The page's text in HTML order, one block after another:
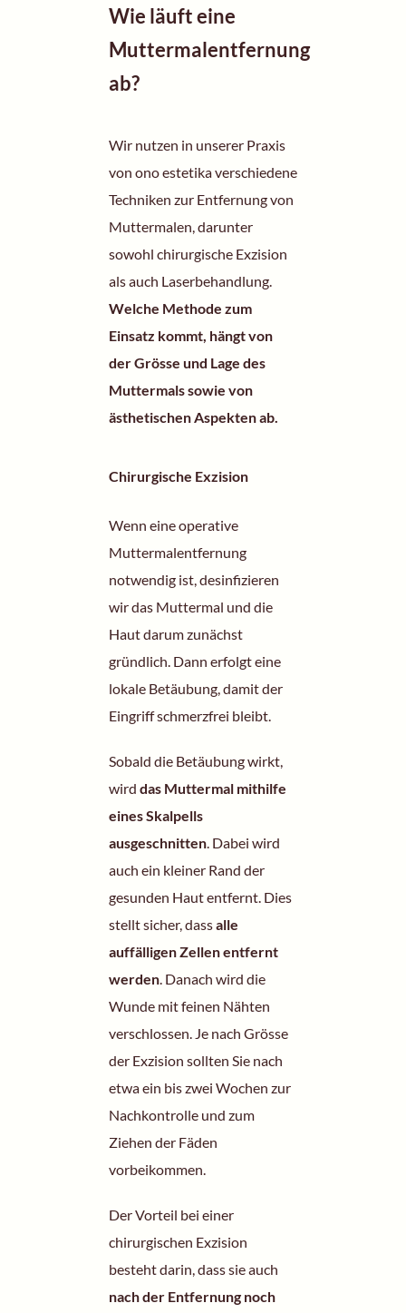
Wie läuft eine
Muttermalentfernung
ab?
Wir nutzen in unserer Praxis
von ono estetika verschiedene
Techniken zur Entfernung von
Muttermalen, darunter
sowohl chirurgische Exzision
als auch Laserbehandlung.
Welche Methode zum
Einsatz kommt, hängt von
der Grösse und Lage des
Muttermals sowie von
ästhetischen Aspektenab.
Chirurgische Exzision
Wenn eine operative
Muttermalentfernung
notwendig ist, desinfizieren
wir das Muttermal und die
Haut darum zunächst
gründlich. Dann erfolgt eine
lokale Betäubung, damit der
Eingriff schmerzfrei bleibt.
Sobald die Betäubung wirkt,
wird das Muttermal mithilfe
eines Skalpells
ausgeschnitten. Dabei wird
auch ein kleiner Rand der
gesunden Haut entfernt. Dies
stellt sicher, dassalle
auffälligen Zellen entfernt
werden. Danach wird die
Wunde mit feinen Nähten
verschlossen. Je nach Grösse
der Exzision sollten Sie nach
etwa ein bis zwei Wochen zur
Nachkontrolle und zum
Ziehen der Fäden
vorbeikommen.
Der Vorteil bei einer
chirurgischen Exzision
besteht darin, dass sie auch
nach der Entfernung noch